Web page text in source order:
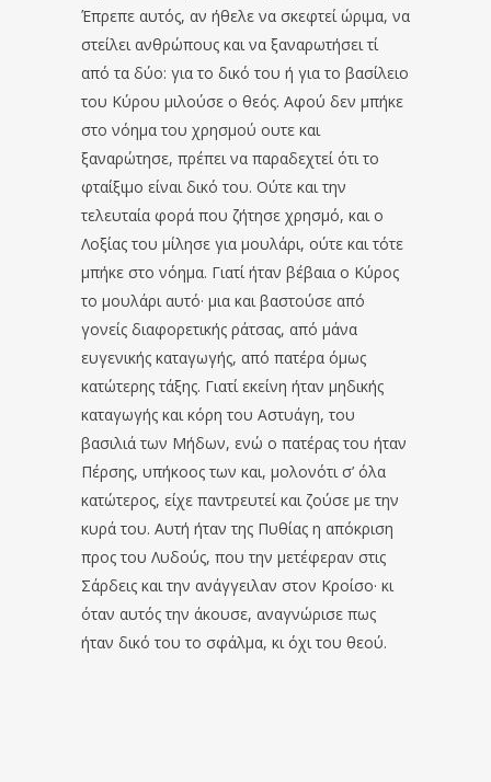
Έπρεπε αυτός, αν ήθελε να σκεφτεί ώριμα, να
στείλει ανθρώπους και να ξαναρωτήσει τί
από τα δύο: για το δικό του ή για το βασίλειο
του Κύρου μιλούσε ο θεός. Αφού δεν μπήκε
στο νόημα του χρησμού ουτε και
ξαναρώτησε, πρέπει να παραδεχτεί ότι το
φταίξιμο είναι δικό του. Ούτε και την
τελευταία φορά που ζήτησε χρησμό, και ο
Λοξίας του μίλησε για μουλάρι, ούτε και τότε
μπήκε στο νόημα. Γιατί ήταν βέβαια ο Κύρος
το μουλάρι αυτό· μια και βαστούσε από
γονείς διαφορετικής ράτσας, από μάνα
ευγενικής καταγωγής, από πατέρα όμως
κατώτερης τάξης. Γιατί εκείνη ήταν μηδικής
καταγωγής και κόρη του Αστυάγη, του
βασιλιά των Μήδων, ενώ ο πατέρας του ήταν
Πέρσης, υπήκοος των και, μολονότι σ’ όλα
κατώτερος, είχε παντρευτεί και ζούσε με την
κυρά του. Αυτή ήταν της Πυθίας η απόκριση
προς του Λυδούς, που την μετέφεραν στις
Σάρδεις και την ανάγγειλαν στον Κροίσο· κι
όταν αυτός την άκουσε, αναγνώρισε πως
ήταν δικό του το σφάλμα, κι όχι του θεού.